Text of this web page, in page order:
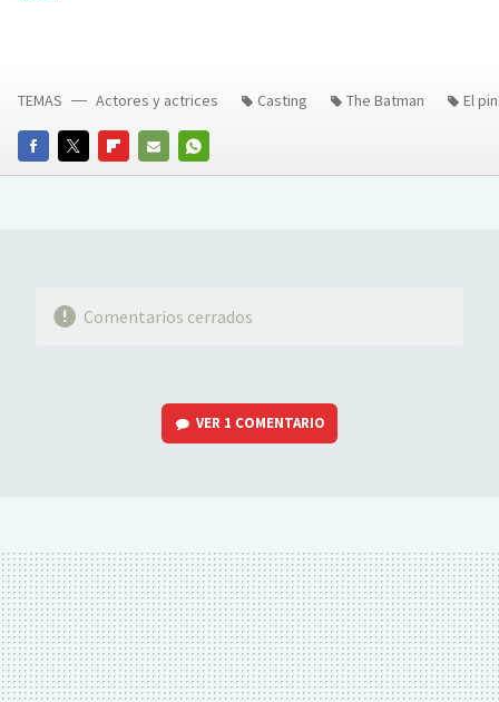
FACEBOOKTWITTERFLIPBOARD
E-
WHATSAPP
TEMAS Actores y actrices Casting The Batman El
Comentarios cerrados
VER 1 COMENTARIO